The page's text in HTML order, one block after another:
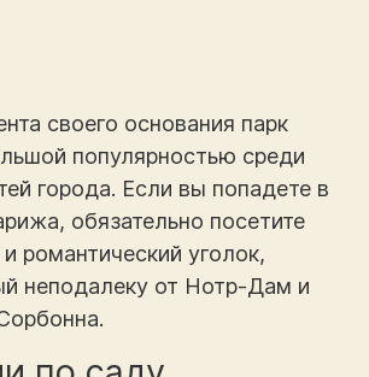
своего основания парк
популярностью среди
города. Если вы попадете в
обязательно посетите
романтический уголок,
неподалеку от Нотр-Дам и